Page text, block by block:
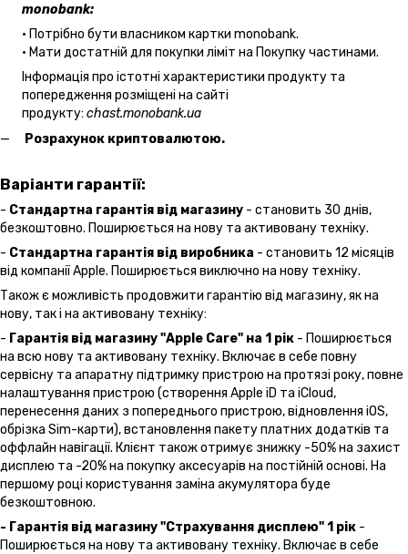
monobank:
• Потрібно бути власником картки monobank.
• Мати достатній для покупки ліміт на Покупку частинами.
Інформація про істотні характеристики продукту та
попередження розміщені на сайті
продукту: chast.monobank.ua
Розрахунок криптовалютою.
Варіанти гарантії:
- Стандартна гарантія від магазину - становить 30 днів,
безкоштовно. Поширюється на нову та активовану техніку.
- Стандартна гарантія від виробника - становить 12 місяців
від компанії Apple. Поширюється виключно на нову техніку.
Також є можливість продовжити гарантію від магазину, як на
нову, так і на активовану техніку:
- Гарантія від магазину "Apple Care" на 1 рік - Поширюється
на всю нову та активовану техніку. Включає в себе повну
сервісну та апаратну підтримку пристрою на протязі року, повне
налаштування пристрою (створення Apple iD та iCloud,
перенесення даних з попереднього пристрою, відновлення іOS,
обрізка Sim-карти), встановлення пакету платних додатків та
оффлайн навігації. Клієнт також отримує знижку -50% на захист
дисплею та -20% на покупку аксесуарів на постійній основі. На
першому році користування заміна акумулятора буде
безкоштовною.
- Гарантія від магазину "Страхування дисплею" 1 рік -
Поширюється на нову та активовану техніку. Включає в себе